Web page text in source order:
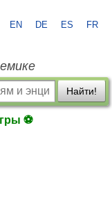
EN DE ES FR
Найти!
⚽